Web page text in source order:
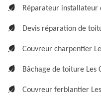
Réparateur installateur
Devis réparation de
Couvreur charpentier
Bâchage de toiture Les
Couvreur ferblantier